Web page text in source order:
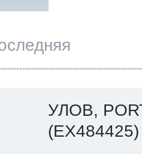
УЛОВ,
(EX484425)